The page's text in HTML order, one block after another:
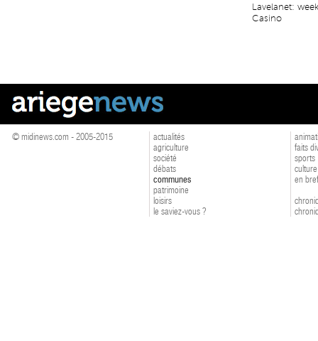
Lavelanet:
Casino
© midinews.com - 2005-2015
actualités
agriculture
société
débats
communes
patrimoine
loisirs
le saviez-vous ?
faits
sports
culture
en bref